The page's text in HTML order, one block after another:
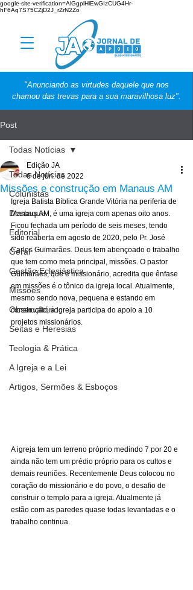
google-site-verification=AlGgplHlEwGIzCUG4Hr-
hF6Aq7S75CZjD2J_rZrN2Zo
"Anunciando as virtudes daquele que nos
chamou das trevas para a sua maravilhosa luz".
Post
Todas Notícias
Colunistas
Destaque
Editorial
Geral
Gestão Eclesiástica
Missões
Observatório
Seitas e Heresias
Teologia & Prática
A Igreja e a Lei
Artigos, Sermões & Esboços
Todas Notícias
Missões e construção em Manaus AM
Edição JA
6 de jun. de 2022
Igreja Batista Bíblica Grande Vitória na periferia de
Manaus AM, é uma igreja com apenas oito anos.
Ficou fechada um período de seis meses, tendo
sido reaberta em agosto de 2020, pelo Pr. José
Carlos Guimarães. Deus tem abençoado o trabalho
que tem como meta principal, missões. O pastor
Guimarães, que é missionário, acredita que ênfase
em missões é o tônico da igreja local. Atualmente,
mesmo sendo nova, pequena e estando em
construção, a igreja participa do apoio a 10
projetos missionários.
A igreja tem um terreno próprio medindo 7 por 20 e
ainda não tem um prédio próprio para os cultos e
demais reuniões. Recentemente Deus colocou no
coração do missionário e do povo, o desafio de
construir o templo para a igreja. Atualmente já
estão com as paredes quase todas levantadas e o
trabalho continua.